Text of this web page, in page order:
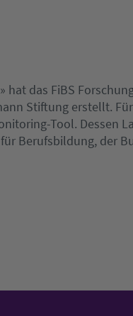
hat das FiBS
Stiftung erstellt.
Tool. Dessen
Berufsbildung, der